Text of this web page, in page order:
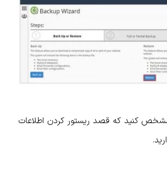
کنید که قصد ریستور کردن اطلاعات